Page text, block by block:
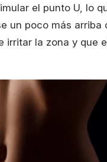
el punto U, lo
un poco más arriba
irritar la zona y que